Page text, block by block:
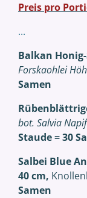
Preis pro
...
Balkan
Forskaohlei
Samen
bot. Salvia
Staude= 30
Salbei Blue
40 cm,
Samen